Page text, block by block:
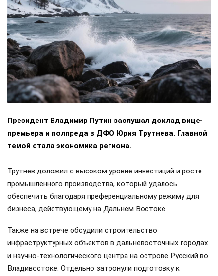
Президент Владимир Путин заслушал доклад вице-
премьера и полпреда в ДФО Юрия Трутнева. Главной
темой стала экономика региона.
Трутнев доложил о высоком уровне инвестиций и росте
промышленного производства, который удалось
обеспечить благодаря преференциальному режиму для
бизнеса, действующему на Дальнем Востоке.
Также на встрече обсудили строительство
инфраструктурных объектов в дальневосточных городах
и научно-технологического центра на острове Русский во
Владивостоке. Отдельно затронули подготовку к